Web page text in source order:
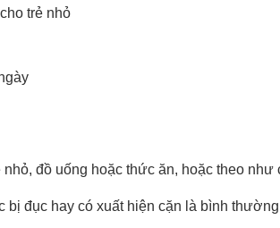
trẻ nhỏ
đồ uống hoặc thức ăn, hoặc theo như
bị đục hay có xuất hiện cặn là bình thường